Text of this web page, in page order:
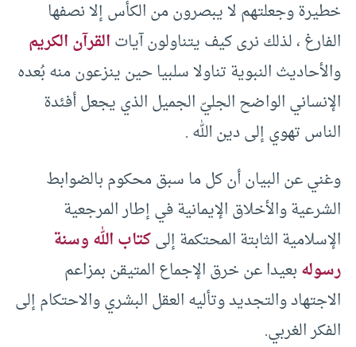
خطيرة وجعلتهم لا يبصرون من الكأس إلا نصفها
الفارغ ، لذلك نرى كيف يتناولون آياتالقرآن الكريم
والأحاديث النبوية تناولا سلبيا حين ينزعون منه بُعده
الإنساني الواضح الجليّ الجميل الذي يجعل أفئدة
الناس تهوي إلى دين الله .
وغني عن البيان أن كل ما سبق محكوم بالضوابط
الشرعية والأخلاق الإيمانية في إطار المرجعية
الإسلامية الثابتة المحتكمة إلىكتاب الله وسنة
رسولهبعيدا عن خرق الإجماع المتيقن بمزاعم
الاجتهاد والتجديد وتأليه العقل البشري والاحتكام إلى
الفكر الغربي.